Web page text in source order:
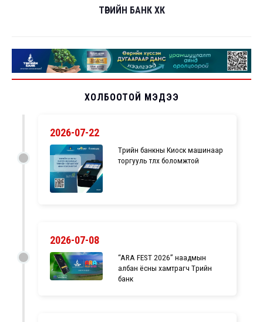
ТӨРИЙН БАНК ХК
ХОЛБООТОЙ МЭДЭЭ
2026-07-22
Төрийн банкны Киоск машинаар
торгууль төлөх боломжтой
2026-07-08
“ARA FEST 2026” наадмын
албан ёсны хамтрагч Төрийн
банк